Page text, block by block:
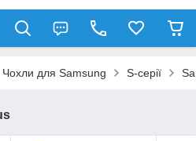
Чохли для Samsung S-серії